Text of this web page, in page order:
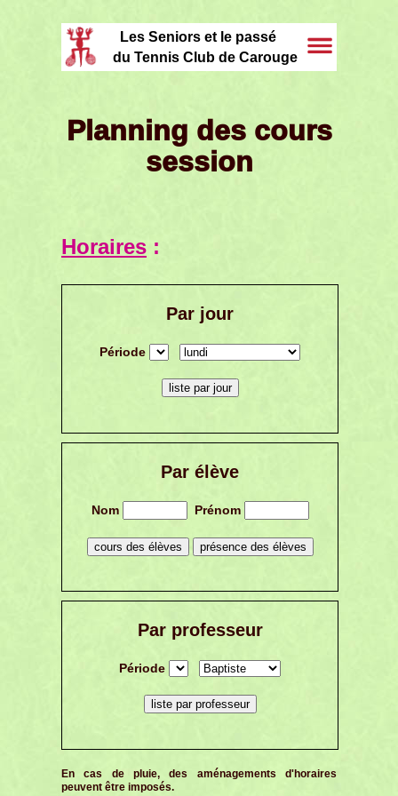
Les Seniors et le passé
du Tennis Club de Carouge
Planning des cours
session
Horaires :
Par jour
Période
Par élève
Nom Prénom
Par professeur
Période
En cas de pluie, des aménagements d'horaires
peuvent être imposés.